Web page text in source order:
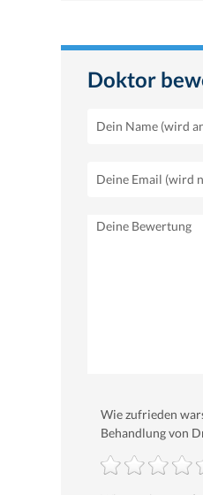
Doktor
Wie zufrieden
Behandlung von